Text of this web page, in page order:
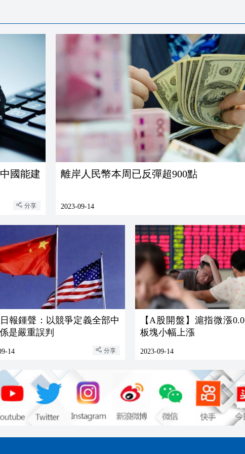
國能建
分享
離岸人民幣本周已反彈超900點
2023-09-14
報鍾聲：以競爭定義全部中
是嚴重誤判
14 分享
【A股開盤】滬指微漲
板塊小幅上漲
2023-09-14